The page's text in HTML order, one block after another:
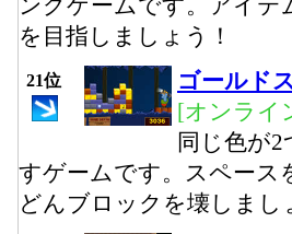
ングゲームです。アイ
を目指しましょう！
21位
ゴールド
[オンライ
同じ色が
すゲームです。スペース
どんブロックを壊しまし